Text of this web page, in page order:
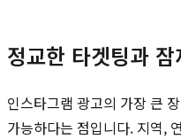
정교한 타겟팅과
인스타그램 광고의 가장 큰
가능하다는 점입니다. 지역,